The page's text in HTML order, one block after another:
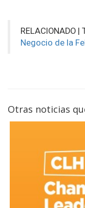
RELACIONADO
Negocio de la
Otras noticias